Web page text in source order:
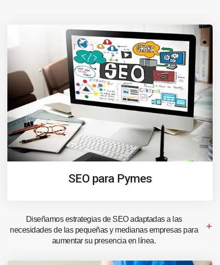
SEO para Pymes
Diseñamos estrategias de SEO adaptadas a las
necesidades de las pequeñas y medianas empresas para
aumentar su presencia en línea.